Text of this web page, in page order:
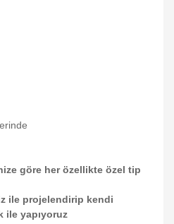
göre her özellikte özel tip
ile projelendirip kendi
ile yapıyoruz